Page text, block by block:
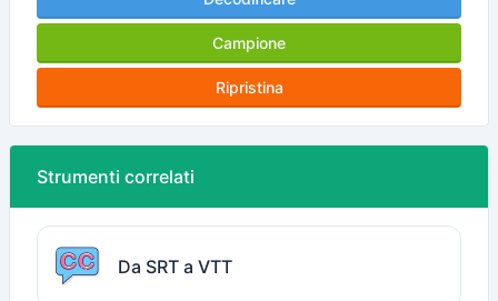
Campione
Ripristina
Strumenti correlati
Da SRT a VTT